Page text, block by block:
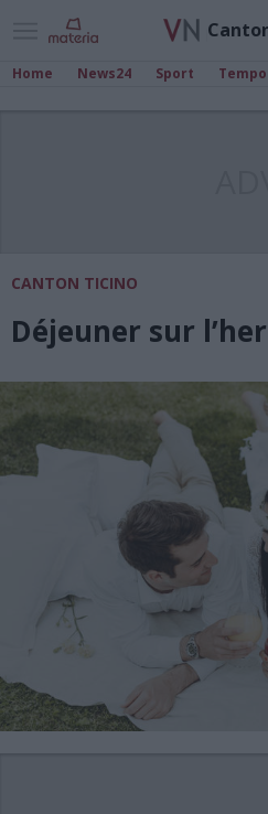
Home News24 Sport
CANTON TICINO
Déjeuner sur